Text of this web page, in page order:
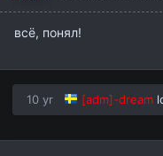
всё, понял!
10 yr [adm]-dream